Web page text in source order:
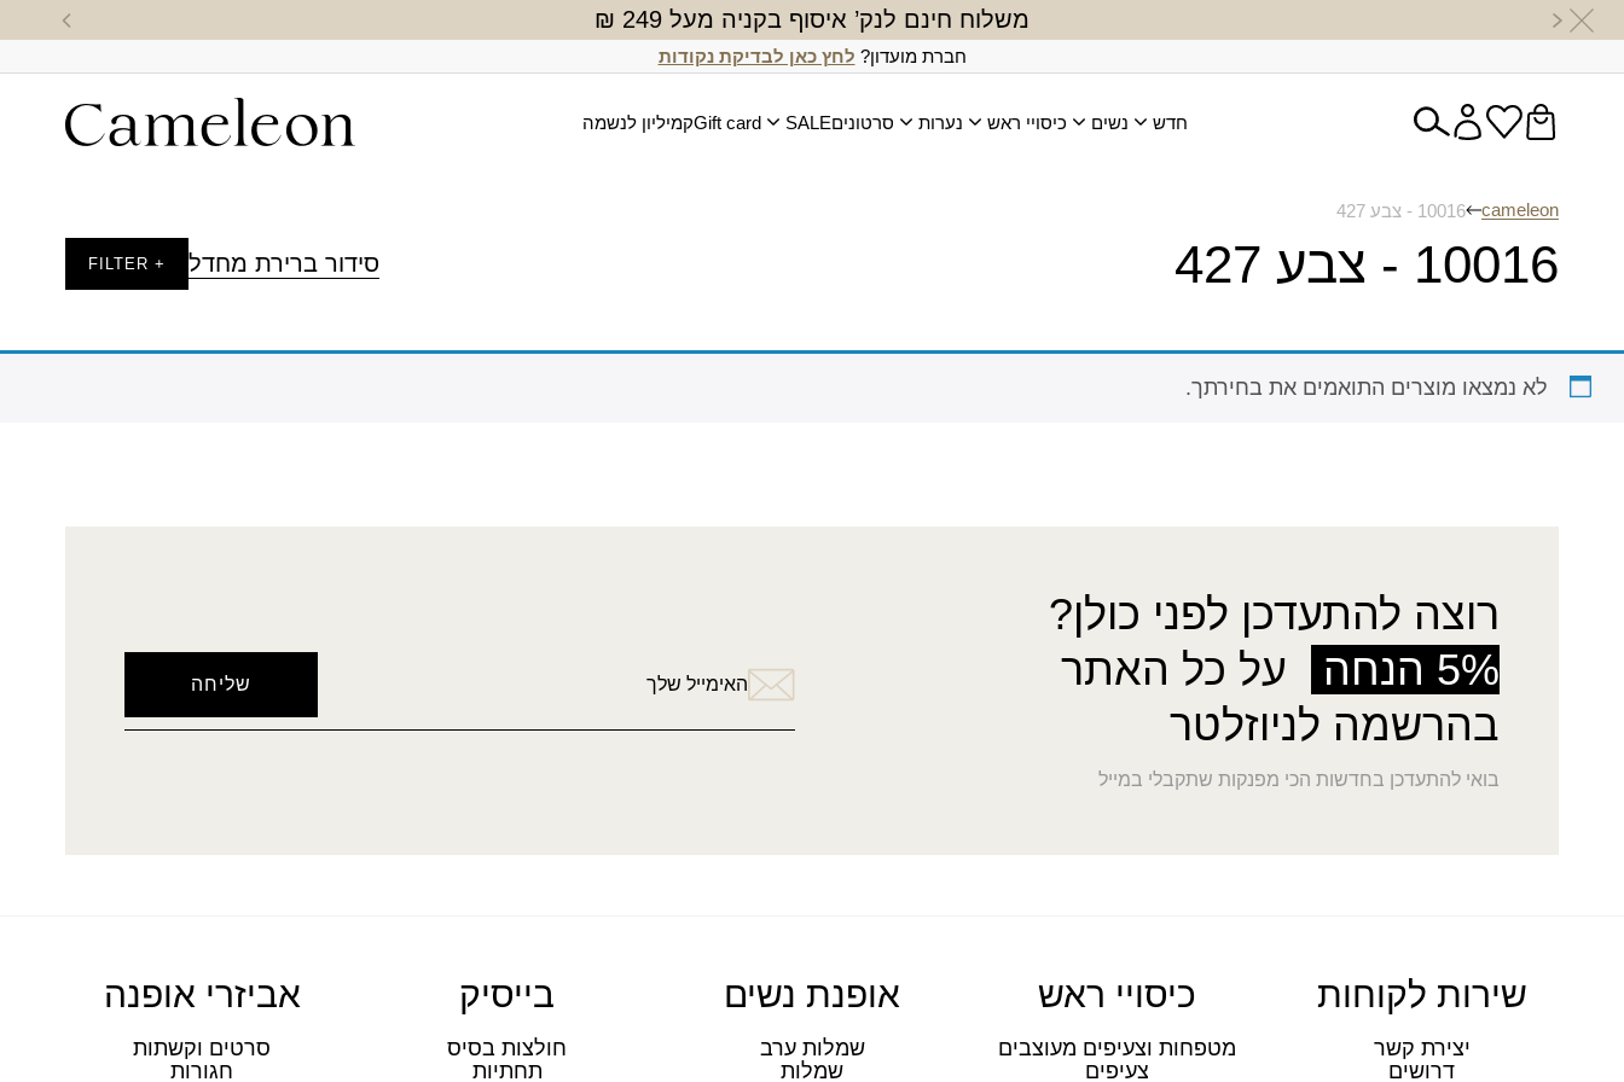
משלוח חינם לנק’ איסוף בקניה מעל 249 ₪
חברת מועדון? לחץ כאן לבדיקת נקודות
חדש נשים כיסויי ראש נערות סרטוניםSALE
Gift cardקמיליון לנשמה
cameleon 10016 - צבע 427
10016 - צבע 427 סידור ברירת מחדל + FILTER
לא נמצאו מוצרים התואמים את בחירתך.
רוצה להתעדכן לפני כולן?
5% הנחה
על כל האתר
בהרשמה לניוזלטר
בואי להתעדכן בחדשות הכי מפנקות שתקבלי במייל
האימייל שלך
שירות לקוחות
יצירת קשר
דרושים
כיסויי ראש
מטפחות וצעיפים מעוצבים
צעיפים
אופנת נשים
שמלות ערב
שמלות
בייסיק
חולצות בסיס
תחתיות
אביזרי אופנה
סרטים וקשתות
חגורות